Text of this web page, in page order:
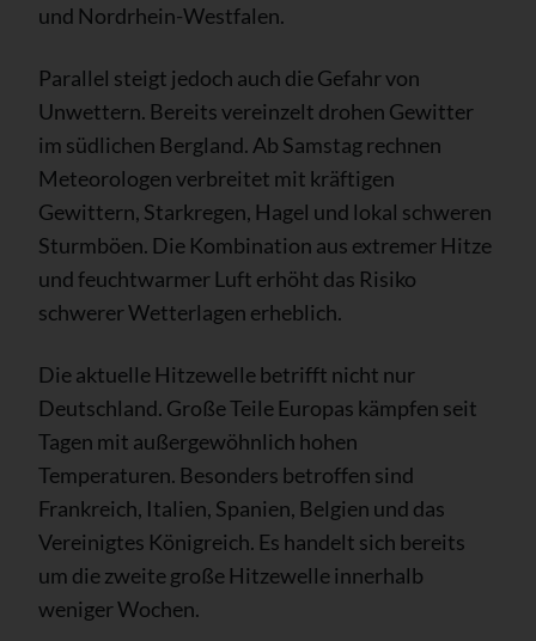
und Nordrhein-Westfalen.
Parallel steigt jedoch auch die Gefahr von
Unwettern. Bereits vereinzelt drohen Gewitter
im südlichen Bergland. Ab Samstag rechnen
Meteorologen verbreitet mit kräftigen
Gewittern, Starkregen, Hagel und lokal schweren
Sturmböen. Die Kombination aus extremer Hitze
und feuchtwarmer Luft erhöht das Risiko
schwerer Wetterlagen erheblich.
Die aktuelle Hitzewelle betrifft nicht nur
Deutschland. Große Teile Europas kämpfen seit
Tagen mit außergewöhnlich hohen
Temperaturen. Besonders betroffen sind
Frankreich, Italien, Spanien, Belgien und das
Vereinigtes Königreich. Es handelt sich bereits
um die zweite große Hitzewelle innerhalb
weniger Wochen.